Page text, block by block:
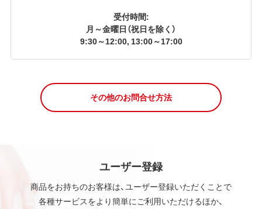
受付時間:
月～金曜日（祝日を除く）
9:30～12:00, 13:00～17:00
その他のお問合せ方法
ユーザー登録
商品をお持ちのお客様は、ユーザー登録いただくことで
各種サービスをより簡単にご利用いただけるほか、